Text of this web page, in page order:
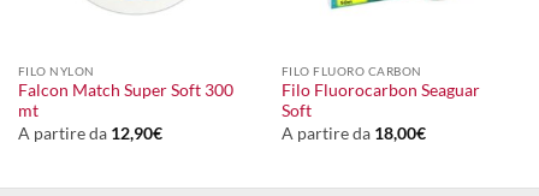
FILO NYLON
Falcon Match Super Soft 300
mt
A partire da 12,90€
FILO FLUORO CARBON
Filo Fluorocarbon Seaguar
Soft
A partire da 18,00€